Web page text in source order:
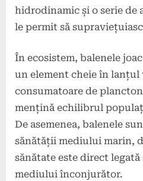
hidrodinamic și o serie de
le permit să
În ecosistem, balenele
un element cheie în
consumatoare de
mențină echilibrul
De asemenea, balenele
sănătății mediului marin,
sănătate este direct legată
mediului înconjurător.